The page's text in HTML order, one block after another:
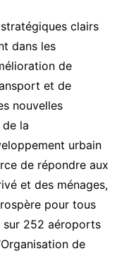
clairs
dans les
de
et de
nouvelles
la
urbain
de répondre aux
et des ménages,
pour tous
sur 252 aéroports
de